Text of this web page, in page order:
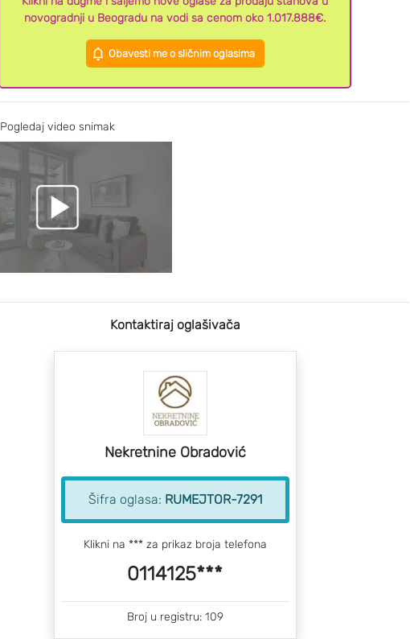
novogradnji u Beogradu na vodi sa cenom oko 1.017.888€.
Obavesti me o sličnim oglasima
Pogledaj video snimak
Kontaktiraj oglašivača
Nekretnine Obradović
Šifra oglasa: RUMEJTOR-7291
Klikni na *** za prikaz broja telefona
0114125***
Broj u registru: 109